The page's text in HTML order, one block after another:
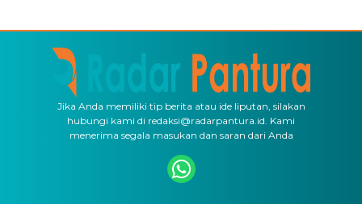
Jika Anda memiliki tip berita atau ide liputan, silakan
hubungi kami di redaksi@radarpantura.id. Kami
menerima segala masukan dan saran dari Anda